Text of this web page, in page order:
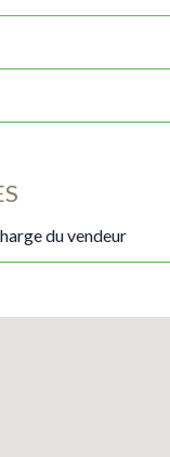
du vendeur